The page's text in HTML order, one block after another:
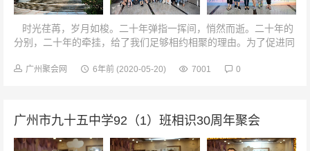
时光荏苒，岁月如梭。二十年弹指一挥间，悄然而逝。二十年的
分别，二十年的牵挂，给了我们足够相约相聚的理由。为了促进同
广州聚会网 6年前 (2020-05-20) 7001 0
广州市九十五中学92（1）班相识30周年聚会